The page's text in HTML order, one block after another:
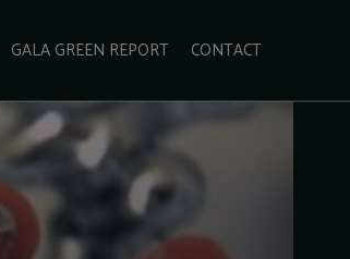
GALA GREEN REPORT CONTACT